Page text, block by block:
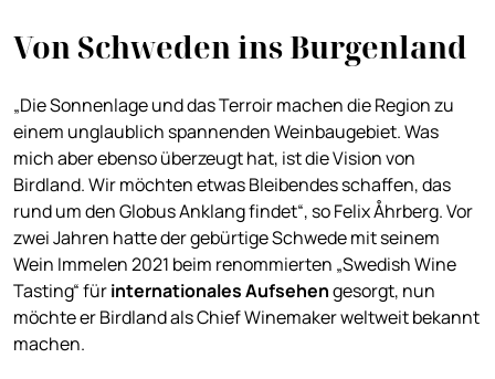
Von Schweden ins Burgenland
„Die Sonnenlage und das Terroir machen die Region zu
einem unglaublich spannenden Weinbaugebiet. Was
mich aber ebenso überzeugt hat, ist die Vision von
Birdland. Wir möchten etwas Bleibendes schaffen, das
rund um den Globus Anklang findet“, so Felix Åhrberg. Vor
zwei Jahren hatte der gebürtige Schwede mit seinem
Wein Immelen 2021 beim renommierten „Swedish Wine
Tasting“ fürinternationales Aufsehengesorgt, nun
möchte er Birdland als Chief Winemaker weltweit bekannt
machen.